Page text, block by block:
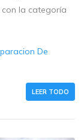
con la categoría
De
LEER TODO